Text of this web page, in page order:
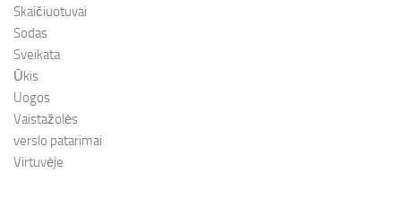
Skaičiuotuvai
Sodas
Sveikata
Ūkis
Uogos
Vaistažolės
verslo patarimai
Virtuvėje